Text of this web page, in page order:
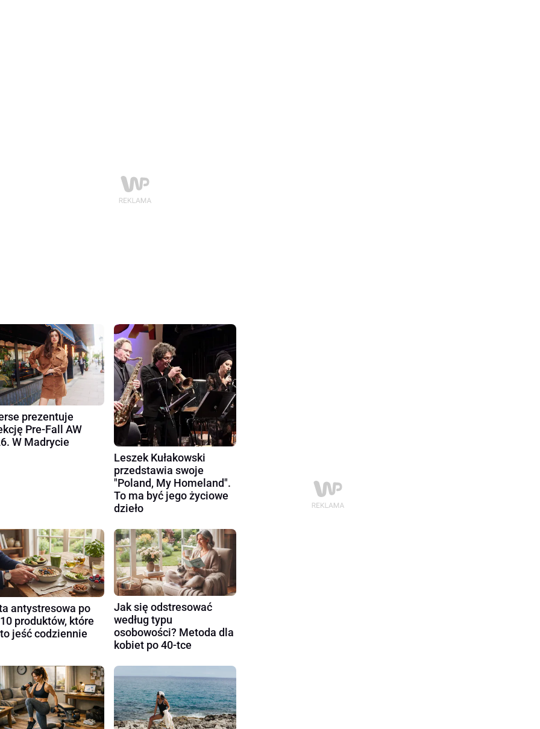
prezentuje
Pre-Fall AW
W Madrycie
Leszek Kułakowski
przedstawia swoje
"Poland, My Homeland".
To ma być jego życiowe
dzieło
antystresowa po
produktów, które
jeść codziennie
Jak się odstresować
według typu
osobowości? Metoda dla
kobiet po 40-tce